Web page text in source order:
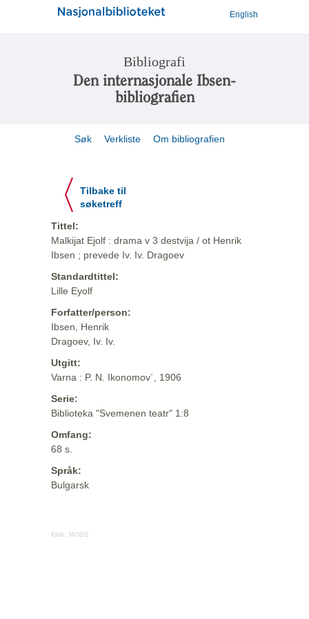
English
Bibliografi
Den internasjonale Ibsen-
bibliografien
Søk Verkliste Om bibliografien
Tilbake til
søketreff
Tittel:
Malkijat Ejolf : drama v 3 destvija / ot Henrik
Ibsen ; prevede Iv. Iv. Dragoev
Standardtittel:
Lille Eyolf
Forfatter/person:
Ibsen, Henrik
Dragoev, Iv. Iv.
Utgitt:
Varna : P. N. Ikonomov´, 1906
Serie:
Biblioteka "Svemenen teatr" 1:8
Omfang:
68 s.
Språk:
Bulgarsk
Kilde: MODS